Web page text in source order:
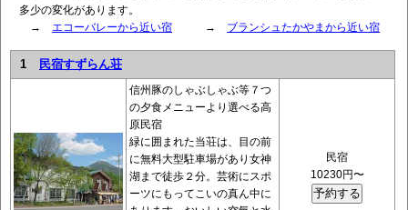
多少の変化があります。
→ エコーバレーから近い宿 → ブランシュたかやまから近い宿
1 民宿すずらん荘
信州豚のしゃぶしゃぶ等７つ
の夕食メニューより選べる高
原民宿
緑に囲まれた当荘は、目の前
に無料大型駐車場があり女神
湖まで徒歩２分。芸術にスポ
ーツにもってこいの真ん中に
民宿
10230円〜